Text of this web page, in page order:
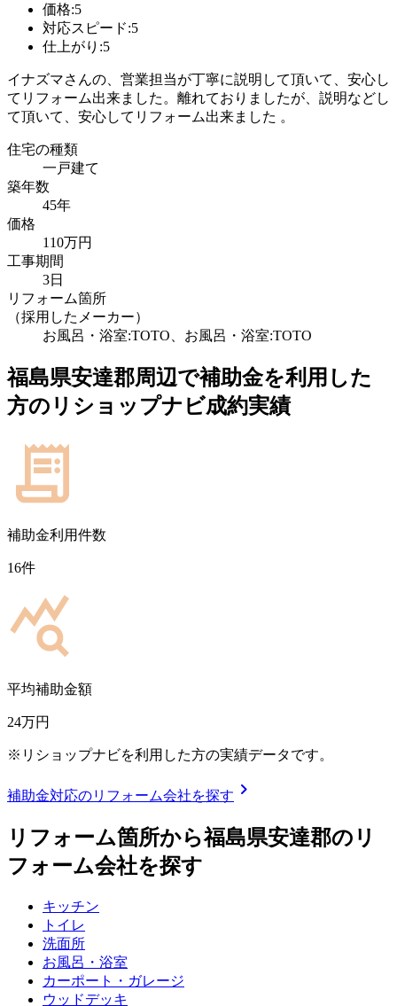
価格:5
対応スピード:5
仕上がり:5
イナズマさんの、営業担当が丁寧に説明して頂いて、安心し
てリフォーム出来ました。離れておりましたが、説明などし
て頂いて、安心してリフォーム出来ました 。
住宅の種類
一戸建て
築年数
45年
価格
110万円
工事期間
3日
リフォーム箇所
（採用したメーカー）
お風呂・浴室:TOTO、お風呂・浴室:TOTO
福島県安達郡周辺で補助金を利用した
方のリショップナビ成約実績
補助金利用件数
16件
平均補助金額
24万円
※リショップナビを利用した方の実績データです。
補助金対応のリフォーム会社を探す chevron_right
リフォーム箇所から福島県安達郡のリ
フォーム会社を探す
キッチン
トイレ
洗面所
お風呂・浴室
カーポート・ガレージ
ウッドデッキ